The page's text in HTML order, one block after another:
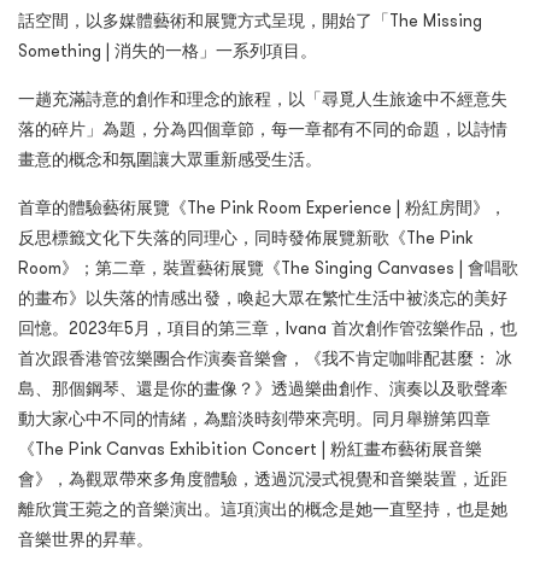
話空間，以多媒體藝術和展覽方式呈現，開始了「The Missing
Something | 消失的一格」一系列項目。
一趟充滿詩意的創作和理念的旅程，以「尋覓人生旅途中不經意失
落的碎片」為題，分為四個章節，每一章都有不同的命題，以詩情
畫意的概念和氛圍讓大眾重新感受生活。
首章的體驗藝術展覽《The Pink Room Experience | 粉紅房間》，
反思標籤文化下失落的同理心，同時發佈展覽新歌《The Pink
Room》；第二章，裝置藝術展覽《The Singing Canvases | 會唱歌
的畫布》以失落的情感出發，喚起大眾在繁忙生活中被淡忘的美好
回憶。2023年5月，項目的第三章，Ivana 首次創作管弦樂作品，也
首次跟香港管弦樂團合作演奏音樂會，《我不肯定咖啡配甚麼： 冰
島、那個鋼琴、還是你的畫像？》透過樂曲創作、演奏以及歌聲牽
動大家心中不同的情緒，為黯淡時刻帶來亮明。同月舉辦第四章
《The Pink Canvas Exhibition Concert | 粉紅畫布藝術展音樂
會》，為觀眾帶來多角度體驗，透過沉浸式視覺和音樂裝置，近距
離欣賞王菀之的音樂演出。這項演出的概念是她一直堅持，也是她
音樂世界的昇華。